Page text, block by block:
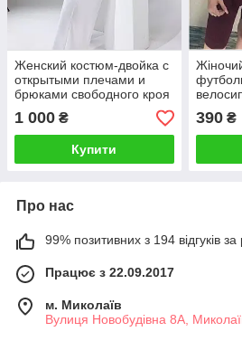
Женский костюм-двойка с
открытыми плечами и
брюками свободного кроя
1 000 ₴
Купити
390₴
Про нас
99% позитивних з 194 відгуків за
Працює з 22.09.2017
м. Миколаїв
Вулиця Новобудівна 8А,